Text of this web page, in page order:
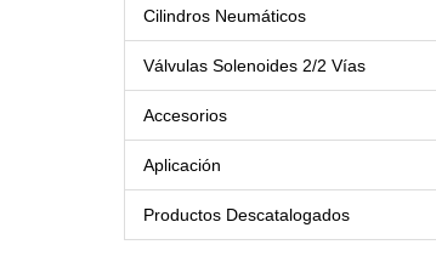
Cilindros Neumáticos
Válvulas Solenoides 2/2 Vías
Accesorios
Aplicación
Productos Descatalogados